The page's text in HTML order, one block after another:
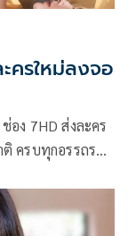
ครใหม่ลงจอ
ง 7HD ส่งละคร
ครบทุกอรรถรส
พื่อแฟนละคร